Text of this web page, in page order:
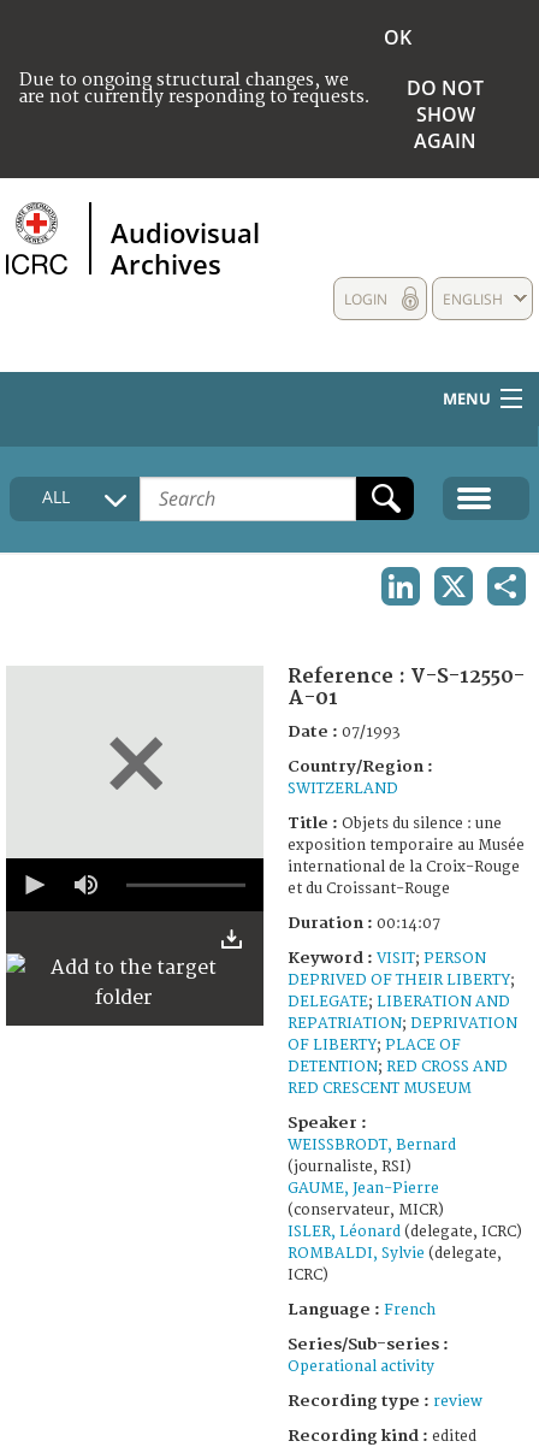
Due to ongoing structural changes, we
are not currently responding to requests.
OK
DO NOT
SHOW
AGAIN
Audiovisual
Archives
ENGLISH
LOGIN
MENU
HOME
COLLECTIONS DESCRIPTION
ALL
seconds
7
Reference : V-S-12550-
A-01
Date : 07/1993
Country/Region :
SWITZERLAND
Title : Objets du silence : une
exposition temporaire au Musée
international de la Croix-Rouge
et du Croissant-Rouge
Duration : 00:14:07
Keyword : VISIT; PERSON
DEPRIVED OF THEIR LIBERTY;
DELEGATE; LIBERATION AND
REPATRIATION; DEPRIVATION
OF LIBERTY; PLACE OF
DETENTION; RED CROSS AND
RED CRESCENT MUSEUM
Speaker :
WEISSBRODT, Bernard
(journaliste, RSI)
GAUME, Jean-Pierre
(conservateur, MICR)
ISLER, Léonard (delegate, ICRC)
ROMBALDI, Sylvie (delegate,
ICRC)
Language : French
Series/Sub-series :
Operational activity
Recording type : review
Recording kind : edited